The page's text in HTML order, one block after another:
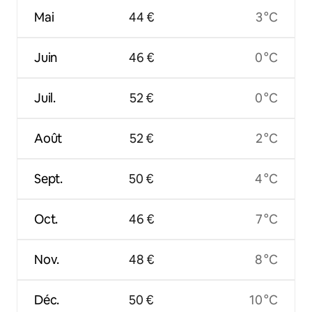
Mai
Juin
Juil.
Août
Sept.
Oct.
Nov.
Déc.
44 €
46 €
52 €
52 €
50 €
46 €
48 €
50 €
3 °C
0 °C
0 °C
2 °C
4 °C
7 °C
8 °C
10 °C